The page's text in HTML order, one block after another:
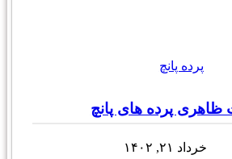
پرده پانچ
ظاهری پرده های پانچ
خرداد ۲۱, ۱۴۰۲